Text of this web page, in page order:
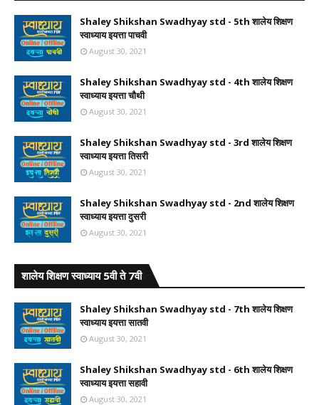
Shaley Shikshan Swadhyay std - 5th शालेय शिक्षण
स्वाध्याय इयत्ता पाचवी
August 30, 2021
Shaley Shikshan Swadhyay std - 4th शालेय शिक्षण
स्वाध्याय इयत्ता चौथी
August 30, 2021
Shaley Shikshan Swadhyay std - 3rd शालेय शिक्षण
स्वाध्याय इयत्ता तिसरी
August 30, 2021
Shaley Shikshan Swadhyay std - 2nd शालेय शिक्षण
स्वाध्याय इयत्ता दुसरी
August 30, 2021
शालेय शिक्षण स्वाध्याय 5वी ते 7वी
Shaley Shikshan Swadhyay std - 7th शालेय शिक्षण
स्वाध्याय इयत्ता सातवी
August 30, 2021
Shaley Shikshan Swadhyay std - 6th शालेय शिक्षण
स्वाध्याय इयत्ता सहावी
August 30, 2021